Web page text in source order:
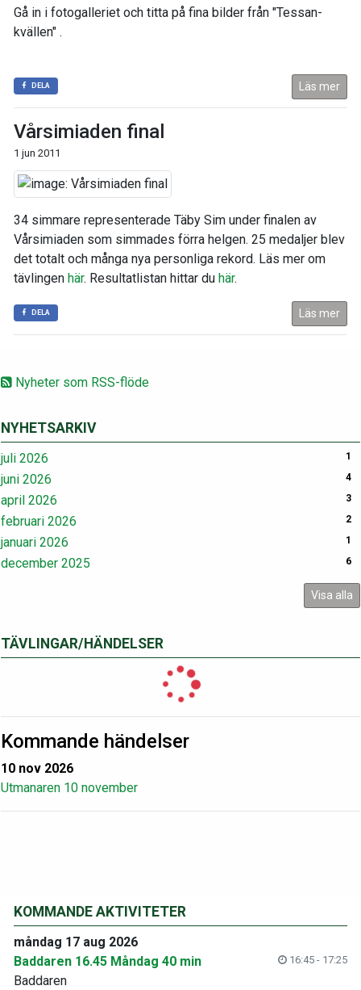
Nyheter som RSS-flöde
NYHETSARKIV
juli 2026 1
juni 2026 4
april 2026 3
februari 2026 2
januari 2026 1
december 2025 6
Visa alla
TÄVLINGAR/HÄNDELSER
Kommande händelser
10 nov 2026
Utmanaren 10 november
Gå in i fotogalleriet och titta på fina bilder från "Tessan-
kvällen" .
DELA Läs mer
Vårsimiaden final
1 jun 2011
34 simmare representerade Täby Sim under finalen av
Vårsimiaden som simmades förra helgen. 25 medaljer blev
det totalt och många nya personliga rekord. Läs mer om
tävlingen här. Resultatlistan hittar du här.
DELA Läs mer
KOMMANDE AKTIVITETER
måndag 17 aug 2026
Baddaren 16.45 Måndag 40 min
16:45 - 17:25
Baddaren